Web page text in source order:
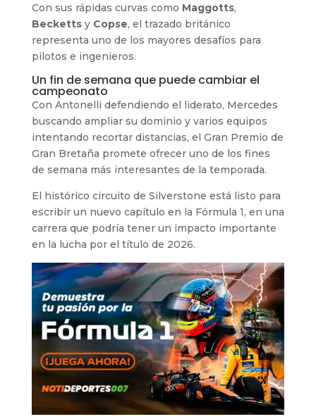
Con sus rápidas curvas como Maggotts,
Beckettsy Copse, el trazado británico
representa uno de los mayores desafíos para
pilotos e ingenieros.
Un fin de semana que puede cambiar el
campeonato
Con Antonelli defendiendo el liderato, Mercedes
buscando ampliar su dominio y varios equipos
intentando recortar distancias, el Gran Premio de
Gran Bretaña promete ofrecer uno de los fines
de semana más interesantes de la temporada.
El histórico circuito de Silverstone está listo para
escribir un nuevo capítulo en la Fórmula 1, en una
carrera que podría tener un impacto importante
en la lucha por el título de 2026.